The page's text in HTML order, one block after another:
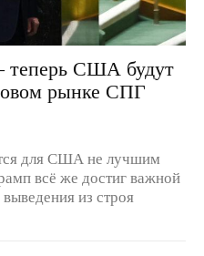
теперь США будут
рынке СПГ
для США не лучшим
всё же достиг важной
из строя